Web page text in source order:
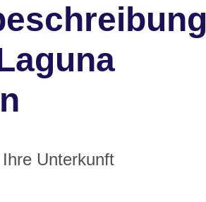
Unterkunft